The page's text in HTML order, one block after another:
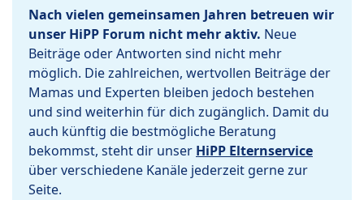
Nach vielen gemeinsamen Jahren betreuen wir
unser HiPP Forum nicht mehr aktiv. Neue
Beiträge oder Antworten sind nicht mehr
möglich. Die zahlreichen, wertvollen Beiträge der
Mamas und Experten bleiben jedoch bestehen
und sind weiterhin für dich zugänglich. Damit du
auch künftig die bestmögliche Beratung
bekommst, steht dir unser HiPP Elternservice
über verschiedene Kanäle jederzeit gerne zur
Seite.